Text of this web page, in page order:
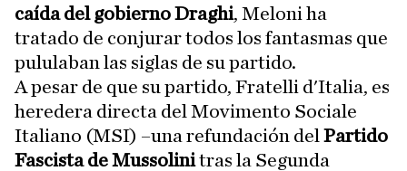
caída del gobierno Draghi, Meloni ha
tratado de conjurar todos los fantasmas que
pululaban las siglas de su partido.
A pesar de que su partido, Fratelli d'Italia, es
heredera directa del Movimento Sociale
Italiano (MSI) –una refundación del Partido
Fascista de Mussolinitras la Segunda